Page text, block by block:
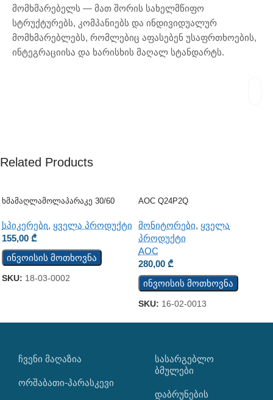
მომხმარებელს — მათ შორის სახელმწიფო
სტრუქტურებს, კომპანიებს და ინდივიდუალურ
მომხმარებლებს, რომლებიც აფასებენ უსაფრთხოების,
ინტეგრაციისა და ხარისხის მაღალ სტანდარტს.
Related Products
Ხმამაღლამოლაპარაკე 30/60
სპიკერები, ყველა პროდუქტი
155,00 ₾
ინვოისის მოთხოვნა
SKU: 18-03-0002
AOC Q24P2Q
მონიტორები, ყველა
პროდუქტი
AOC
280,00 ₾
ინვოისის მოთხოვნა
SKU: 16-02-0013
ᲩᲕᲔᲜᲘ ᲛᲐᲦᲐᲖᲘᲐ
ორშაბათი-პარასკევი
ᲡᲐᲡᲐᲠᲒᲔᲑᲚᲝ
ᲑᲛᲣᲚᲔᲑᲘ
დაბრუნების